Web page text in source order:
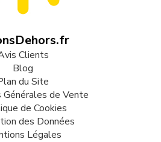
Clients
Blog
du Site
Générales de Vente
de Cookies
des Données
Légales